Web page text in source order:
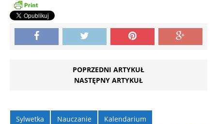
POPRZEDNI ARTYKUŁ
NASTĘPNY ARTYKUŁ
Sylwetka Nauczanie Kalendarium